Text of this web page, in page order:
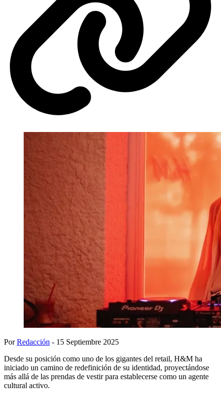
PorRedacción - 15 Septiembre 2025
Desde su posición como uno de los gigantes del retail, H&M ha
iniciado un camino de redefinición de su identidad, proyectándose
más allá de las prendas de vestir para establecerse como un agente
cultural activo.